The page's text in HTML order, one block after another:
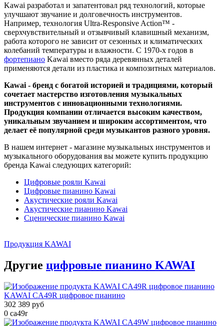
Kawai разработал и запатентовал ряд технологий, которые
улучшают звучание и долговечность инструментов.
Например, технология Ultra-Responsive Action™ -
сверхчувствительный и отзывчивый клавишный механизм,
работа которого не зависит от сезонных и климатических
колебаний температуры и влажности. С 1970-х годов в
фортепиано Kawai вместо ряда деревянных деталей
применяются детали из пластика и композитных материалов.
Kawai - бренд с богатой историей и традициями, который
сочетает мастерство изготовления музыкальных
инструментов с инновационными технологиями.
Продукция компании отличается высоким качеством,
уникальным звучанием и широким ассортиментом, что
делает её популярной среди музыкантов разного уровня.
В нашем интернет - магазине музыкальных инструментов и
музыкального оборудования вы можете купить продукцию
бренда Kawai следующих категорий:
Цифровые рояли Kawai
Цифровые пианино Kawai
Акустические рояли Kawai
Акустические пианино Kawai
Сценические пианино Kawai
Продукция KAWAI
Другие цифровые пианино KAWAI
KAWAI CA49R цифровое пианино
302 389 руб
0 ca49r